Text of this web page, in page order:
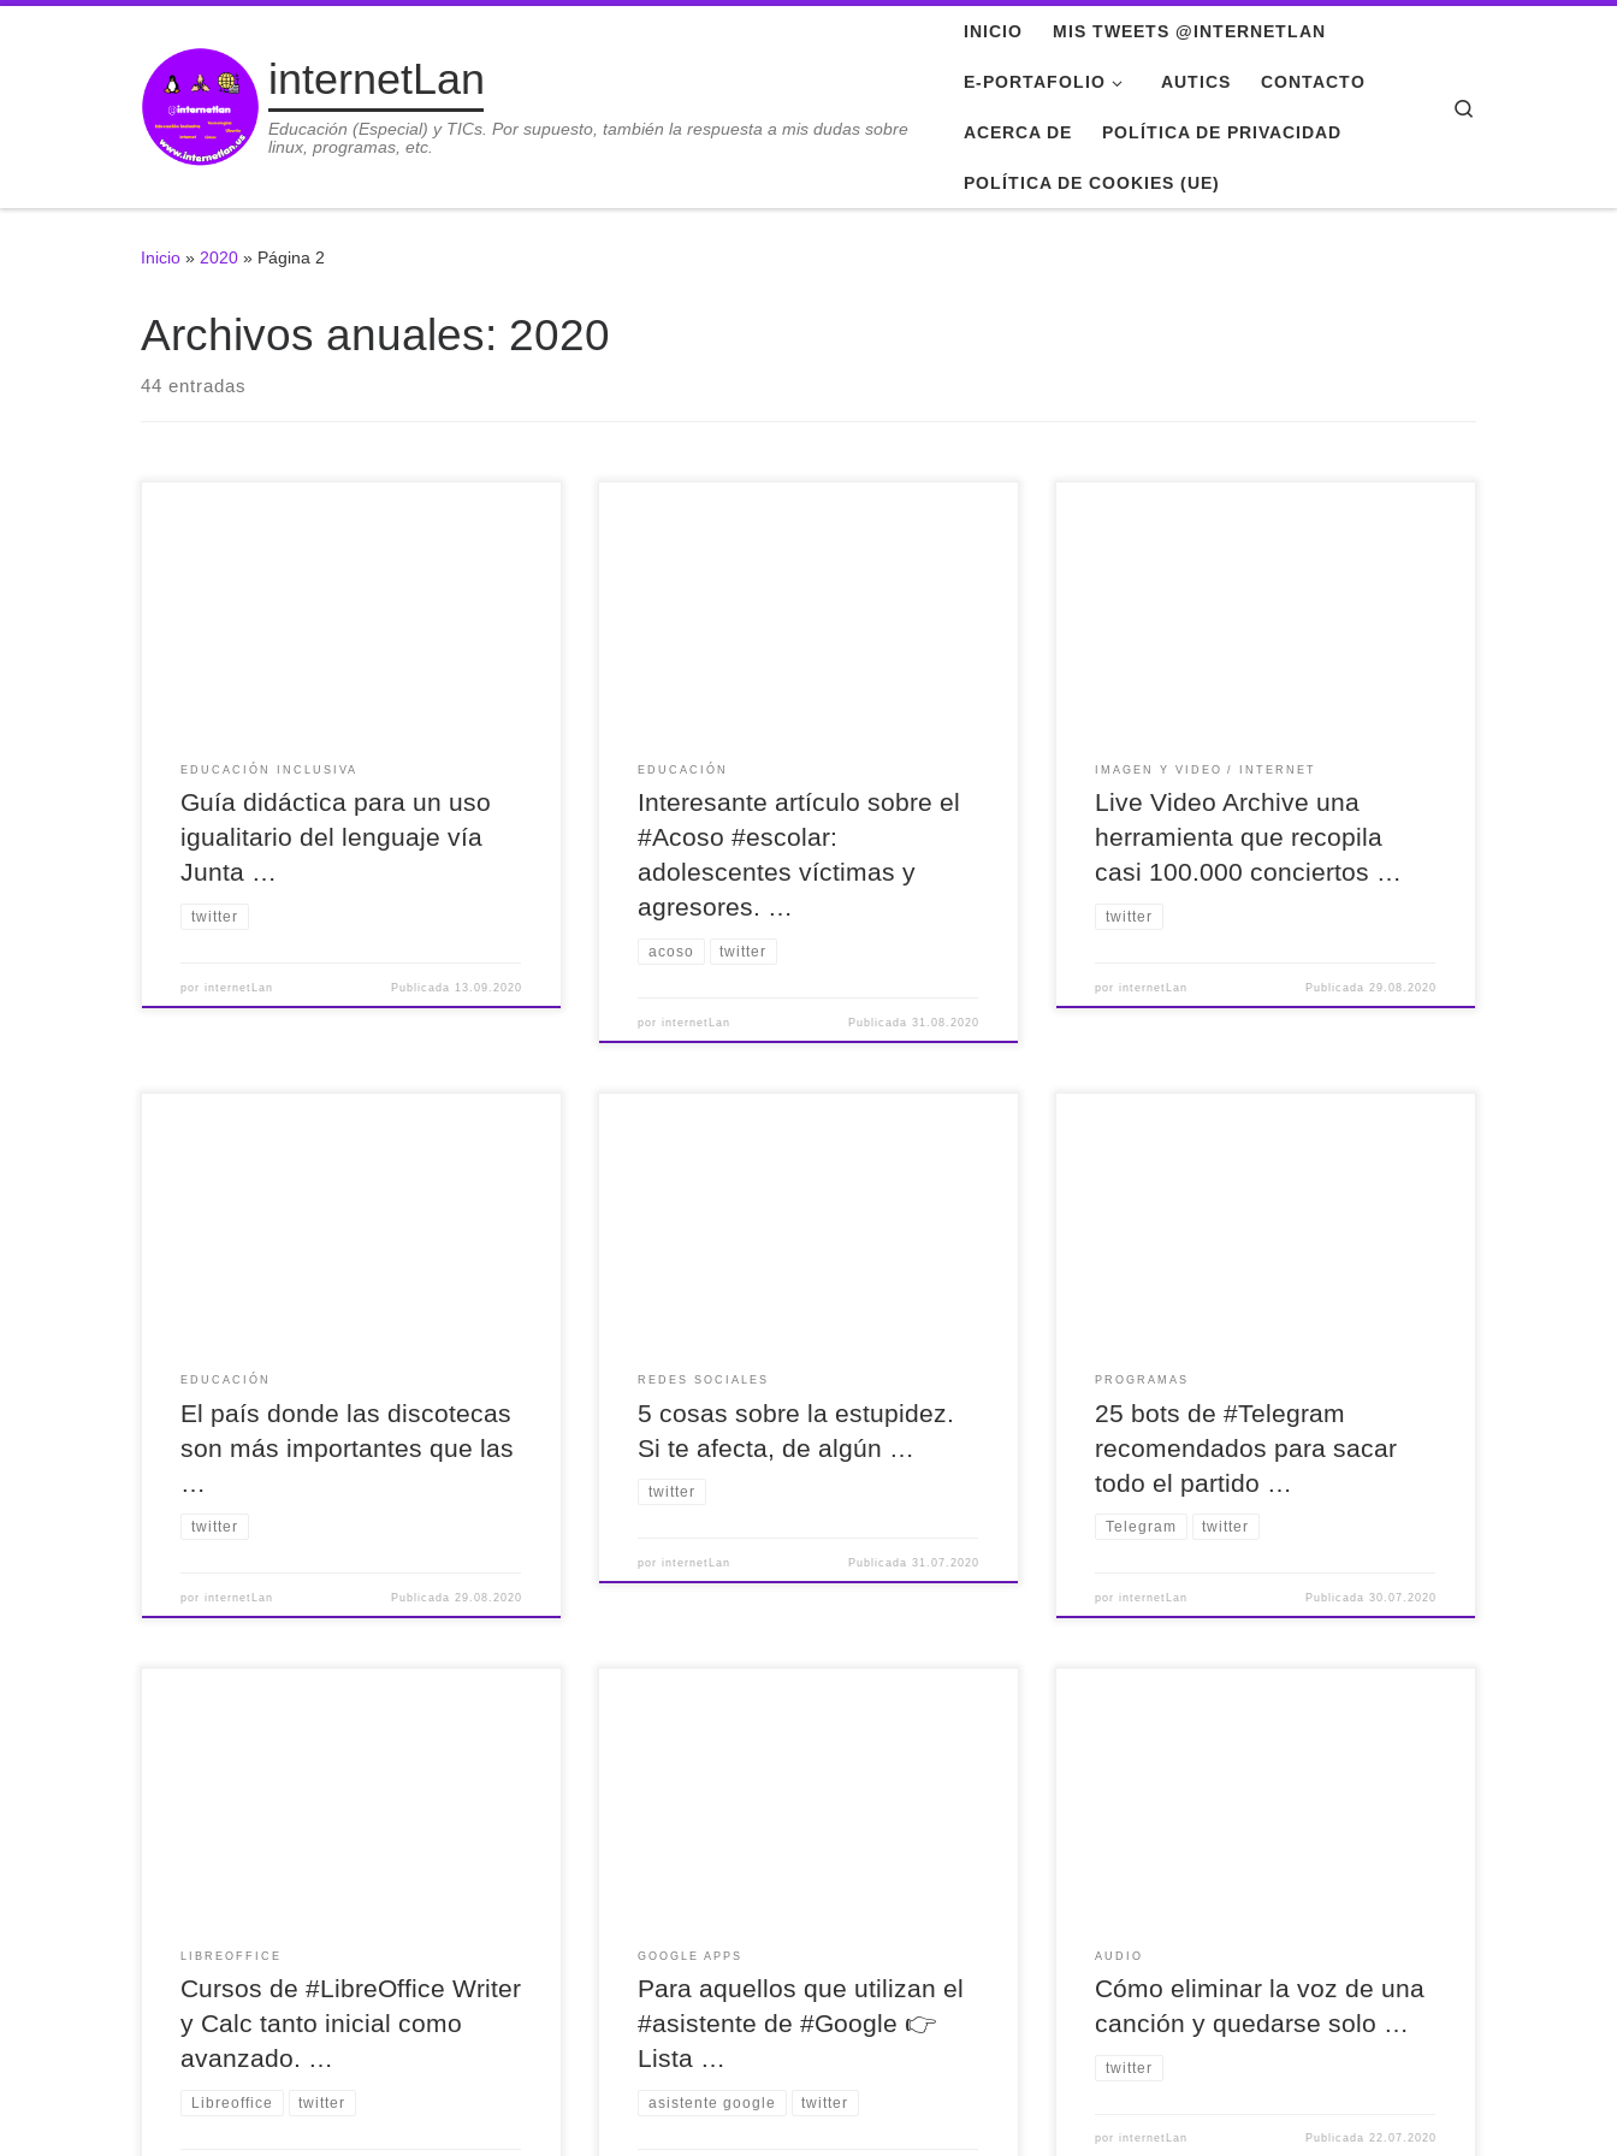
internetLan
Educación (Especial) y TICs. Por supuesto, también la respuesta a mis dudas sobre
linux, programas, etc.
INICIO MIS TWEETS @INTERNETLAN
E-PORTAFOLIO AUTICS CONTACTO
ACERCA DE POLÍTICA DE PRIVACIDAD
POLÍTICA DE COOKIES (UE)
Inicio » 2020 » Página 2
Archivos anuales: 2020
44 entradas
EDUCACIÓN INCLUSIVA
Guía didáctica para un uso
igualitario del lenguaje vía
Junta …
twitter
porinternetLan Publicada 13.09.2020
EDUCACIÓN
Interesante artículo sobre el
#Acoso #escolar:
adolescentes víctimas y
agresores. …
acoso twitter
porinternetLan Publicada 31.08.2020
IMAGEN Y VIDEO INTERNET
Live Video Archive una
herramienta que recopila
casi 100.000 conciertos …
twitter
porinternetLan Publicada 29.08.2020
EDUCACIÓN
El país donde las discotecas
son más importantes que las
…
twitter
porinternetLan Publicada 29.08.2020
REDES SOCIALES
5 cosas sobre la estupidez.
Si te afecta, de algún …
twitter
porinternetLan Publicada 31.07.2020
PROGRAMAS
25 bots de #Telegram
recomendados para sacar
todo el partido …
Telegram twitter
porinternetLan Publicada 30.07.2020
LIBREOFFICE
Cursos de #LibreOffice Writer
y Calc tanto inicial como
avanzado. …
Libreoffice twitter
GOOGLE APPS
Para aquellos que utilizan el
#asistente de #Google 👉
Lista …
asistente google twitter
AUDIO
Cómo eliminar la voz de una
canción y quedarse solo …
twitter
porinternetLan Publicada 22.07.2020